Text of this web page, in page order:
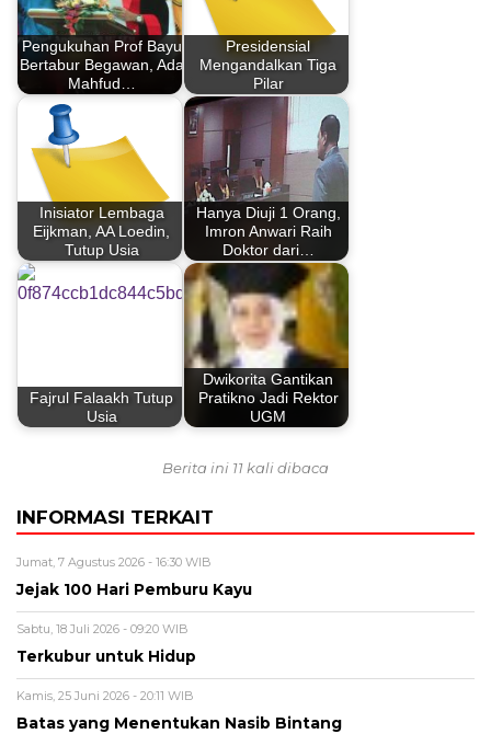
Pengukuhan Prof Bayu
Bertabur Begawan, Ada
Mahfud…
Presidensial
Mengandalkan Tiga
Pilar
Inisiator Lembaga
Eijkman, AA Loedin,
Tutup Usia
Hanya Diuji 1 Orang,
Imron Anwari Raih
Doktor dari…
Fajrul Falaakh Tutup
Usia
Dwikorita Gantikan
Pratikno Jadi Rektor
UGM
Berita ini 11 kali dibaca
INFORMASI TERKAIT
Jumat, 7 Agustus 2026 - 16:30 WIB
Jejak 100 Hari Pemburu Kayu
Sabtu, 18 Juli 2026 - 09:20 WIB
Terkubur untuk Hidup
Kamis, 25 Juni 2026 - 20:11 WIB
Batas yang Menentukan Nasib Bintang